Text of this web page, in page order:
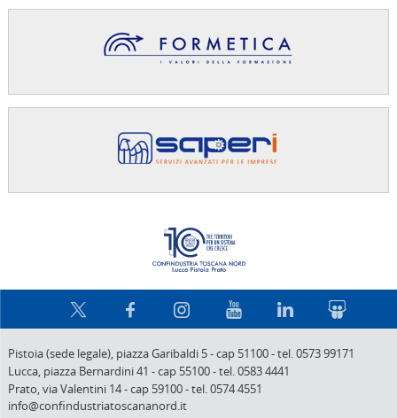
Pistoia (sede legale), piazza Garibaldi 5-cap 51100-tel. 0573 99171
Lucca, piazza Bernardini 41 -cap 55100-tel. 0583 4441
Prato,via Valentini 14-cap 59100-tel. 0574 4551
info@confindustriatoscananord.it